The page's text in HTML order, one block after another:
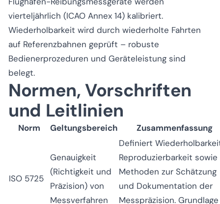
vierteljährlich (ICAO Annex 14) kalibriert.
Wiederholbarkeit wird durch wiederholte Fahrten
auf Referenzbahnen geprüft – robuste
Bedienerprozeduren und Geräteleistung sind
belegt.
Normen, Vorschriften
und Leitlinien
Norm Geltungsbereich Zusammenfassung
ISO 5725
Genauigkeit
(Richtigkeit und
Präzision) von
Messverfahren
Definiert
Reproduzierbarkeit sowie
Methoden zur Schätzung
und Dokumentation der
Messpräzision. Grundlage